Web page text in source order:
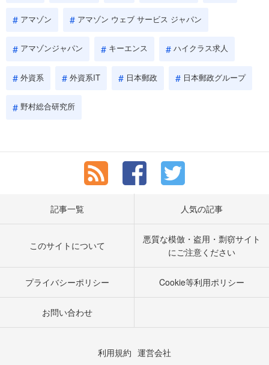
アマゾン アマゾン ウェブ サービス ジャパン
アマゾンジャパン キーエンス ハイクラス求人
外資系 外資系IT 日本郵政 日本郵政グループ
野村総合研究所
記事一覧 人気の記事
このサイトについて
悪質な模倣・盗用・剽窃サイト
にご注意ください
プライバシーポリシー Cookie等利用ポリシー
お問い合わせ
利用規約 運営会社